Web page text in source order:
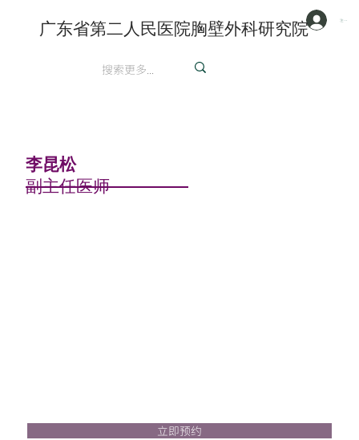
注册/登陆
广东省第二人民医院胸壁外科研究院
李昆松
副主任医师
立即预约